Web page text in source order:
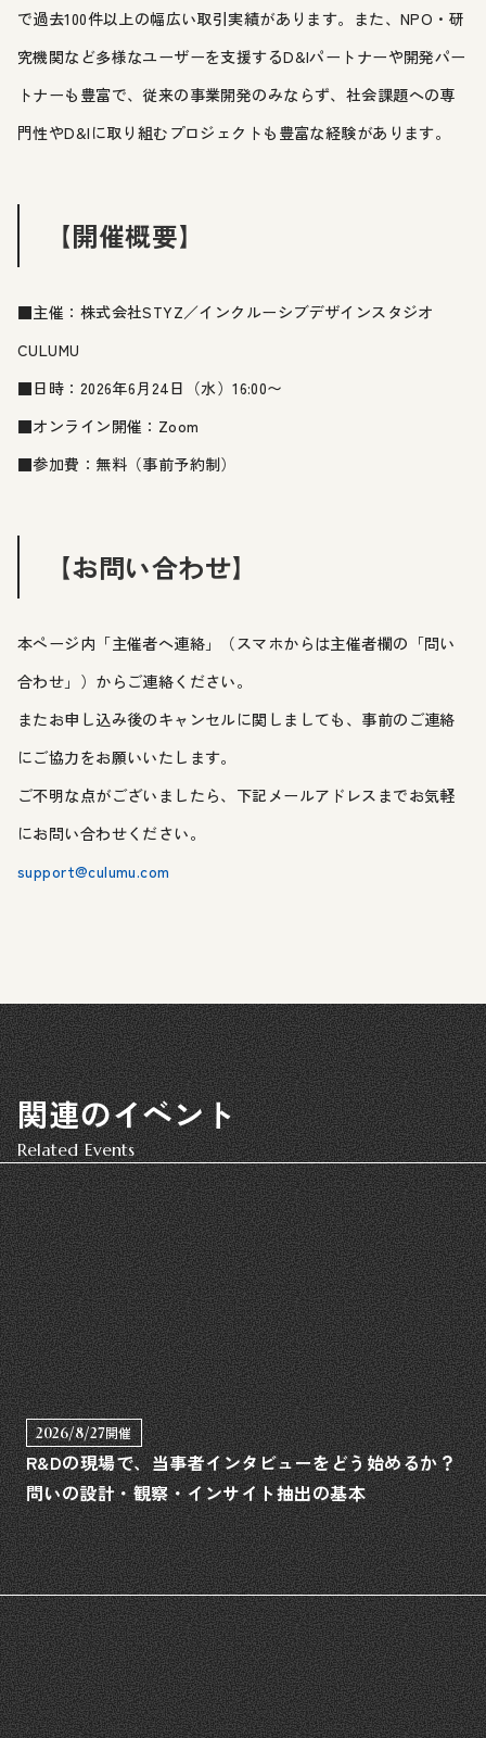
で過去100件以上の幅広い取引実績があります。また、NPO・研
究機関など多様なユーザーを支援するD&Iパートナーや開発パー
トナーも豊富で、従来の事業開発のみならず、社会課題への専
門性やD&Iに取り組むプロジェクトも豊富な経験があります。
【開催概要】
■主催：株式会社STYZ／インクルーシブデザインスタジオ
CULUMU
■日時：2026年6月24日（水）16:00〜
■オンライン開催：Zoom
■参加費：無料（事前予約制）
【お問い合わせ】
本ページ内「主催者へ連絡」（スマホからは主催者欄の「問い
合わせ」）からご連絡ください。
またお申し込み後のキャンセルに関しましても、事前のご連絡
にご協力をお願いいたします。
ご不明な点がございましたら、下記メールアドレスまでお気軽
にお問い合わせください。
support@culumu.com
関連のイベント
Related Events
R&Dの現場で、当事者インタビューをどう始めるか？
問いの設計・観察・インサイト抽出の基本
2026/8/27開催